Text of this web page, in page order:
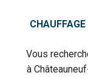
Vous
à